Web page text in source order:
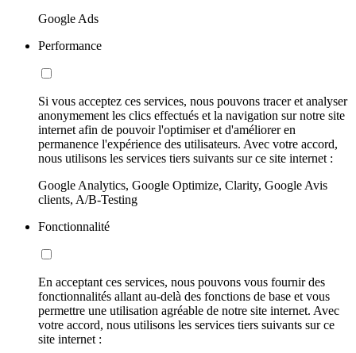
Google Ads
Performance
Si vous acceptez ces services, nous pouvons tracer et analyser
anonymement les clics effectués et la navigation sur notre site
internet afin de pouvoir l'optimiser et d'améliorer en
permanence l'expérience des utilisateurs. Avec votre accord,
nous utilisons les services tiers suivants sur ce site internet :
Google Analytics, Google Optimize, Clarity, Google Avis
clients, A/B-Testing
Fonctionnalité
En acceptant ces services, nous pouvons vous fournir des
fonctionnalités allant au-delà des fonctions de base et vous
permettre une utilisation agréable de notre site internet. Avec
votre accord, nous utilisons les services tiers suivants sur ce
site internet :